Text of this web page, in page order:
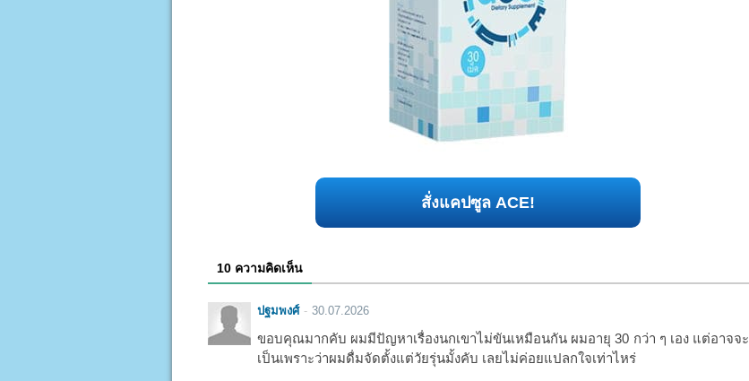
สั่งแคปซูล ACE!
10 ความคิดเห็น
ปฐมพงศ์ 30.07.2026
ขอบคุณมากคับ ผมมีปัญหาเรื่องนกเขาไม่ขันเหมือนกัน ผมอายุ 30 กว่า ๆ เอง แต่อาจจะ
เป็นเพราะว่าผมดื่มจัดตั้งแต่วัยรุ่นมั้งคับ เลยไม่ค่อยแปลกใจเท่าไหร่